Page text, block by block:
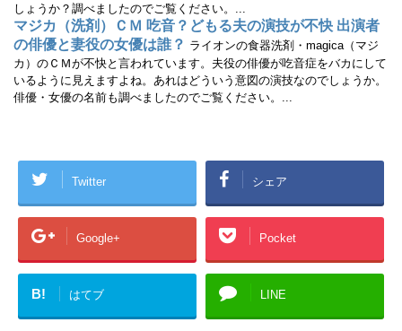
しょうか？調べましたのでご覧ください。...
マジカ（洗剤）ＣＭ 吃音？どもる夫の演技が不快 出演者
の俳優と妻役の女優は誰？ ライオンの食器洗剤・magica（マジ
カ）のＣＭが不快と言われています。夫役の俳優が吃音症をバカにして
いるように見えますよね。あれはどういう意図の演技なのでしょうか。
俳優・女優の名前も調べましたのでご覧ください。...
Twitter シェア
Google+ Pocket
B! はてブ LINE